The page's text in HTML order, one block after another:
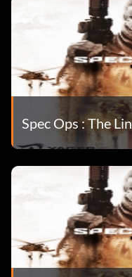
Spec Ops : The